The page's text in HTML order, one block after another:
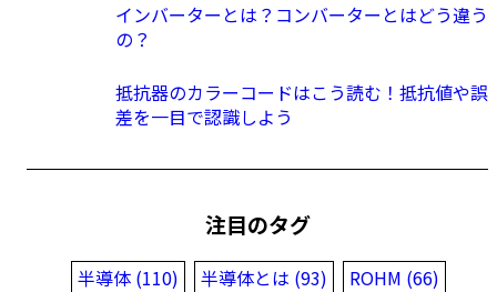
インバーターとは？コンバーターとはどう違う
の？
抵抗器のカラーコードはこう読む！抵抗値や誤
差を一目で認識しよう
注目のタグ
半導体 (110) 半導体とは (93)
ROHM (66)